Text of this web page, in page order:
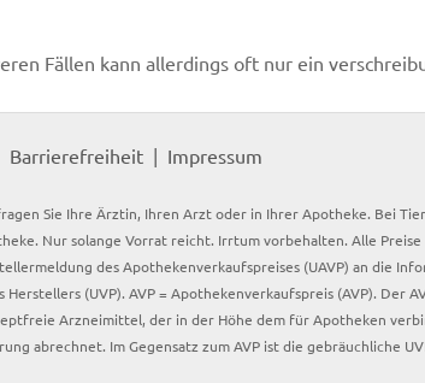
Fällen kann allerdings oft nur ein
Barrierefreiheit Impressum
Sie Ihre Ärztin, Ihren Arzt oder in Ihrer Apotheke. Bei
Nur solange Vorrat reicht. Irrtum vorbehalten. Alle
des Apothekenverkaufspreises (UAVP) an die
(UVP). AVP = Apothekenverkaufspreis (AVP). Der
Arzneimittel, der in der Höhe dem für Apotheken
abrechnet. Im Gegensatz zum AVP ist die gebräuchliche